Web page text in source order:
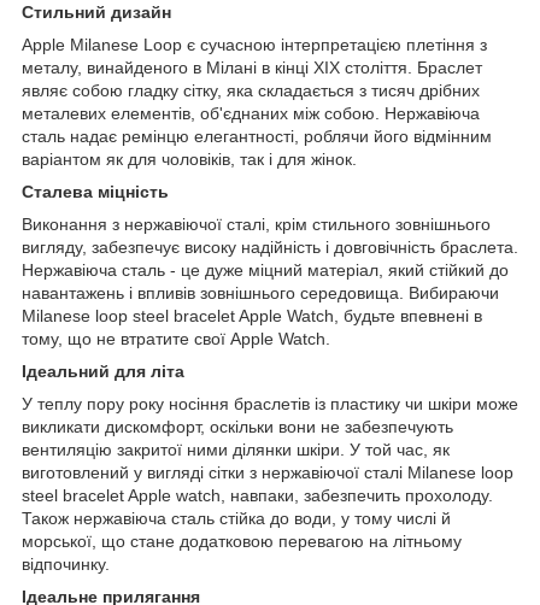
Стильний дизайн
Apple Milanese Loop є сучасною інтерпретацією плетіння з
металу, винайденого в Мілані в кінці XIX століття. Браслет
являє собою гладку сітку, яка складається з тисяч дрібних
металевих елементів, об'єднаних між собою. Нержавіюча
сталь надає ремінцю елегантності, роблячи його відмінним
варіантом як для чоловіків, так і для жінок.
Сталева міцність
Виконання з нержавіючої сталі, крім стильного зовнішнього
вигляду, забезпечує високу надійність і довговічність браслета.
Нержавіюча сталь - це дуже міцний матеріал, який стійкий до
навантажень і впливів зовнішнього середовища. Вибираючи
Milanese loop steel bracelet Apple Watch, будьте впевнені в
тому, що не втратите свої Apple Watch.
Ідеальний для літа
У теплу пору року носіння браслетів із пластику чи шкіри може
викликати дискомфорт, оскільки вони не забезпечують
вентиляцію закритої ними ділянки шкіри. У той час, як
виготовлений у вигляді сітки з нержавіючої сталі Milanese loop
steel bracelet Apple watch, навпаки, забезпечить прохолоду.
Також нержавіюча сталь стійка до води, у тому числі й
морської, що стане додатковою перевагою на літньому
відпочинку.
Ідеальне прилягання